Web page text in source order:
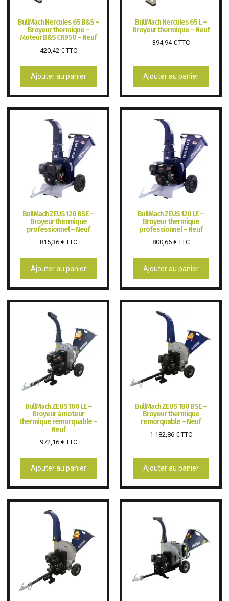
BullMach Hercules 65 B&S –
Broyeur thermique –
Moteur B&S CR950 – Neuf
420,42 €TTC
Ajouter au panier
BullMach Hercules 65 L –
Broyeur thermique – Neuf
394,94€TTC
Ajouter au panier
BullMach ZEUS 120 BSE –
Broyeur thermique
professionnel – Neuf
815,36 €TTC
Ajouter au panier
BullMach ZEUS 120 LE –
Broyeur thermique
professionnel – Neuf
800,66 €TTC
Ajouter au panier
BullMach ZEUS 160 LE –
Broyeur à moteur
thermique remorquable –
Neuf
972,16 €TTC
Ajouter au panier
BullMach ZEUS 180 BSE –
Broyeur thermique
remorquable – Neuf
1 182,86 €TTC
Ajouter au panier